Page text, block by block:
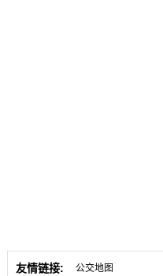
友情链接: 公交地图